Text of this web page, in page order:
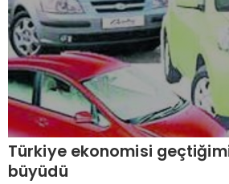
Türkiye ekonomisi
büyüdü